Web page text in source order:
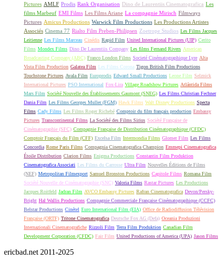
Pictures AMLF Prodis Rank Organisation Dino de Laurentiis Cinematografica Les
films Marbeuf EMI Films Les Films Ariane La compagnie Mirisch Filmways
Pictures Amicus Productions Warwick Film Productions Les Productions Artistes
Associés Cinema 77 Rialto Film Preben-Philipsen Zoetrope Studios Les Films Jacques
Leitienne Les Films Marceau Cinédis Rapid Film United International Pictures (UIP) Cerito
Films Mondex Films Dino De Laurentiis Company Les films Fernand Rivers American
Broadcasting Company (ABC) Franco London Films Societé Cinématographique Lyre Alta
Vista Film Production Galatea Film Les Films Corona Tigon British Film Productions
Touchstone Pictures Avala Film Europrodis Edward Small Productions Leone Film Selznick
International Pictures PSO International Fox-Lira Village Roadshow Pictures Atlántida Films
Mars Film Société Nouvelle des Établissements Gaumont (SNEG) Les Films Christian Fechner
Dania Film Les Films Georges Muller (FGM) Hawk Films Walt Disney Productions Specta
Films Cady Films Les Films Roger Richebé Comptoir du film français production Embassy
Pictures Transcontinental Films La Société des Films Sirius Société Française de
Cinématographie (SFC) Compagnie Française de Distribution Cinématographique (CFDC)
Comptoir Français du Film (CFF) Excelsa Film Intermondia Films Glomer Film Les Films
Concordia Rome Paris Films Compagnia Cinematografica Champion Emmepi Cinematografica
Étoile Distribution Clarion Films Enigma Productions Constantin Film Produktion
Cinematografica Associati Les Films du Carrosse Ultra Film Nouvelles Éditions de Films
(NEF) Metropolitan Filmexport Samuel Bronston Productions Capitole Films Romana Film
Société Nouvelle de Cinématographie (SNC) Valoria Films Rastar Pictures Les Productions
Jacques Roitfeld Jadran Film AVCO Embassy Pictures Rafran Cinematografica Devon/Persky-
Bright Hal Wallis Productions Compagnie Commerciale Française Cinématographique (CCFC)
Belstar Productions Cinétel Euro International Film (EIA) Office de Radiodiffusion Télévision
Française (ORTF) Tritone Cinematografica Deutsche Fox AG (Defa) Oceania Produzioni
Internazionali Cinematografiche Rizzoli Film Terra Film Produktion Canadian Film
Development Corporation (CFDC) Fair Film United Productions of America (UPA) Jason Films
ericbad.net 2011-2025